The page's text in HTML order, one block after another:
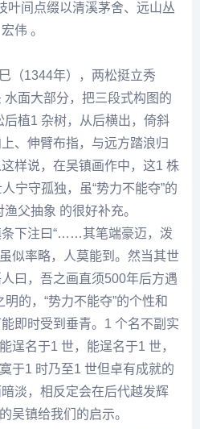
叶间点缀以清溪茅舍、远山丛
伟 。
1344年），两松挺立秀
面大部分，把三段式构图的
植1 杂树，从后横出，倚斜
、伸臂布指，与远方踏浪归
样说，在吴镇画作中，这1 株
宁守孤独，虽“势力不能夺”的
父抽象 的很好补充。
条下注曰“……其笔端豪迈，泼
似率略，人莫能到。然当其世
曰，吾之画直须500年后方遇
明的，“势力不能夺”的个性和
即时受到垂青。1 个名不副实
逞名于1 世，能逞名于1 世，
于1 时乃至1 世但卓有成就的
淡，相反定会在后代越发辉
吴镇给我们的启示。